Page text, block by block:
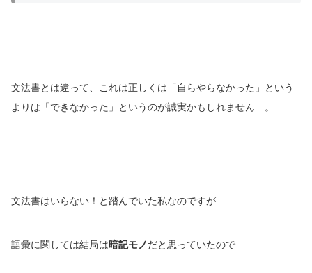
文法書とは違って、これは正しくは「自らやらなかった」という
よりは「できなかった」というのが誠実かもしれません…。
文法書はいらない！と踏んでいた私なのですが
語彙に関しては結局は暗記モノだと思っていたので